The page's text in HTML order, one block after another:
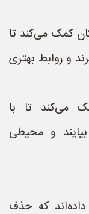
کمک می‌کند تا
و روابط بهتری
می‌کند تا با
و محیطی
که حذف